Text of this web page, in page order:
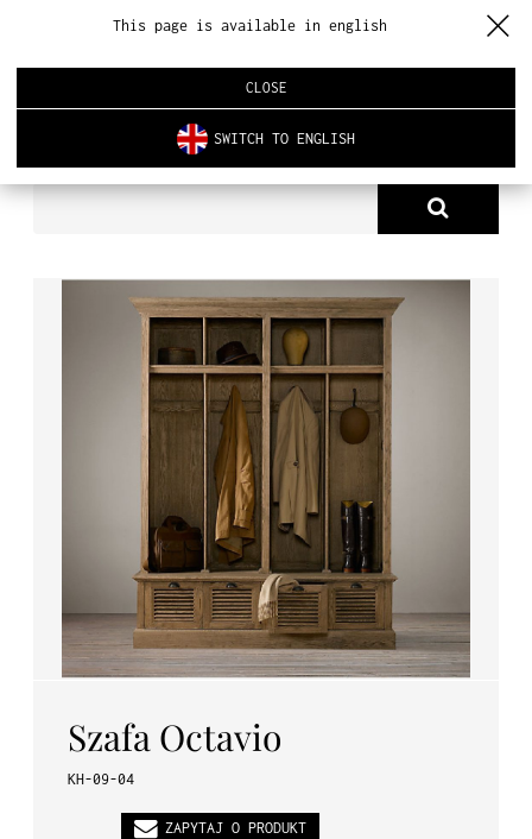
O NAS
NOWOŚCI
ARCHITEKTURA WNĘTRZ
REALIZACJE
AKTUALNOŚCI
PL EN DE
SZAFA OCTAVIO
Szafa Octavio
KH-09-04
ZAPYTAJ O PRODUKT
This page is available in english
CLOSE
SWITCH TO ENGLISH